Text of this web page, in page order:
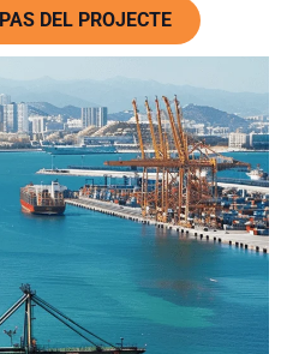
DEL PROJECTE